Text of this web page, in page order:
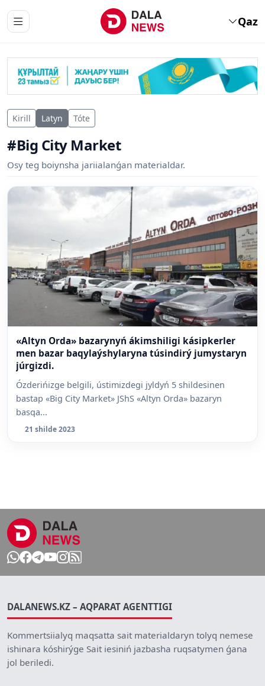
Qaz
Kirill Latyn Tóte
#Big City Market
Osy teg boiynsha jariialanǵan materialdar.
«Altyn Orda» bazarynyń ákimshiligi kásipkerler
men bazar baqylaýshylaryna túsindirý jumystaryn
júrgizdi.
Ózderińizge belgili, ústimizdegi jyldyń 5 shildesinen
bastap «Big City Market» JShS «Altyn Orda» bazaryn
basqa...
21 shilde 2023
DALANEWS.KZ – AQPARAT AGENTTIGI
Kommertsiialyq maqsatta sait materialdaryn tolyq nemese
ishinara kóshirýge Sait iesiniń jazbasha ruqsatymen ǵana
jol beriledi.